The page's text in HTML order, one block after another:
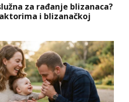
za rađanje blizanaca?
i blizanačkoj